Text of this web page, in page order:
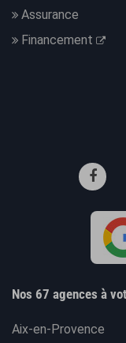
Assurance
Financement
Nos 67 agences à
Aix-en-Provence